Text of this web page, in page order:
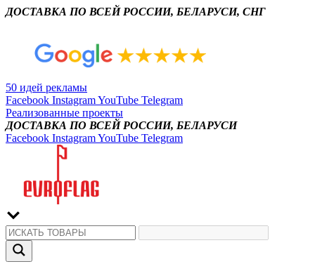
ДОСТАВКА ПО ВСЕЙ РОССИИ, БЕЛАРУСИ, СНГ
50 идей рекламы
Facebook InstagramYouTube Telegram
Реализованные проекты
ДОСТАВКА ПО ВСЕЙ РОССИИ, БЕЛАРУСИ
Facebook InstagramYouTube Telegram